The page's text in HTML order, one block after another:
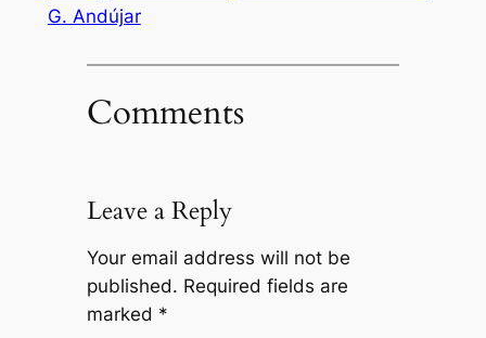
G. Andújar
Comments
Leave a Reply
Your email address will not be
published. Required fields are
marked *